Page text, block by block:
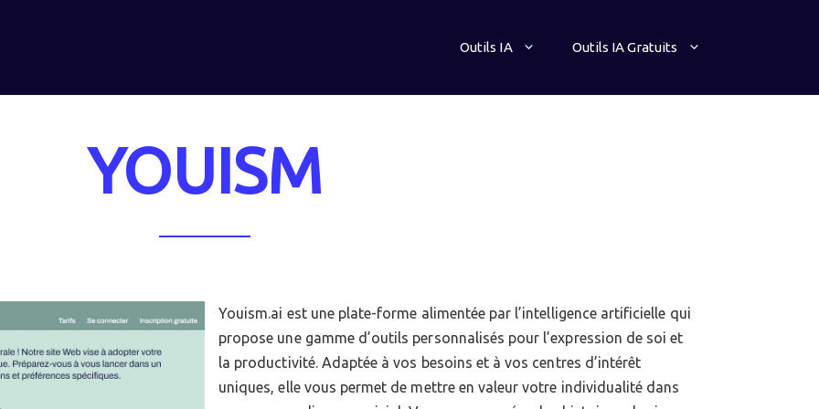
Outils IA Outils IA Gratuits
YOUISM
Youism.ai est une plate-forme alimentée par l’intelligence artificielle qui
propose une gamme d’outils personnalisés pour l’expression de soi et
la productivité. Adaptée à vos besoins et à vos centres d’intérêt
uniques, elle vous permet de mettre en valeur votre individualité dans